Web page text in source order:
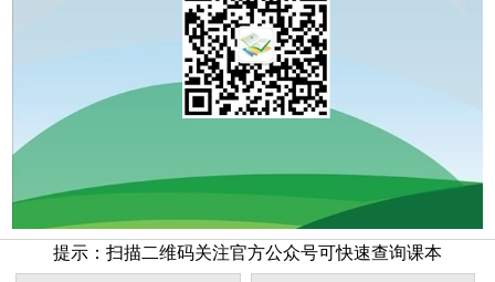
提示：扫描二维码关注官方公众号可快速查询课本